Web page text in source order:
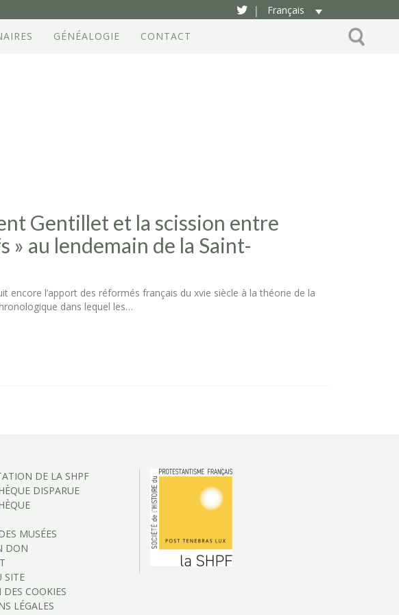
|
Français
GÉNÉALOGIE CONTACT
Gentillet et la scission entre
» au lendemain de la Saint-
encore l’apport des réformés français du xvie siècle à la théorie de la
dans lequel les…
DE LA SHPF
DISPARUE
MUSÉES
DON
SITE
DES COOKIES
LÉGALES